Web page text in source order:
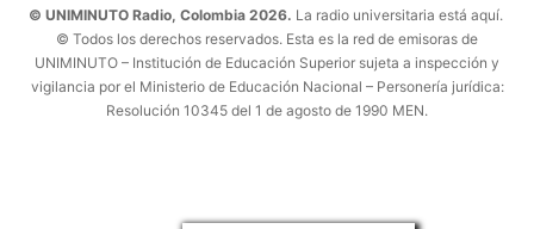
© UNIMINUTO Radio, Colombia 2026. La radio universitaria está aquí.
© Todos los derechos reservados. Esta es la red de emisoras de
UNIMINUTO – Institución de Educación Superior sujeta a inspección y
vigilancia por el Ministerio de Educación Nacional – Personería jurídica:
Resolución 10345 del 1 de agosto de 1990 MEN.